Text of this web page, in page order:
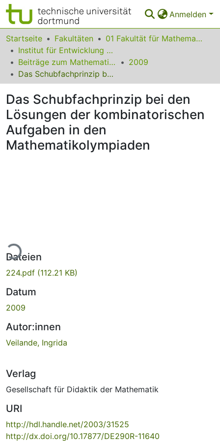
Anmelden
Bereiche & Sammlungen
Das gesamte Repositorium
Statistiken
FAQ
Leitlinien
Zurück zur Startseite
Startseite Fakultäten
01 Fakultät für Mathematik
Institut für Entwicklung und Erforschung des Mathematikunterrichts
Beiträge zum Mathematikunterricht
2009
Das Schubfachprinzip bei den Lösungen der kombinatorischen Aufgaben in den Mathematikolympiaden
Das Schubfachprinzip bei den
Lösungen der kombinatorischen
Aufgaben in den
Mathematikolympiaden
Dateien
224.pdf (112.21 KB)
Datum
2009
Autor:innen
Veilande, Ingrida
Verlag
Gesellschaft für Didaktik der Mathematik
URI
http://hdl.handle.net/2003/31525
http://dx.doi.org/10.17877/DE290R-11640